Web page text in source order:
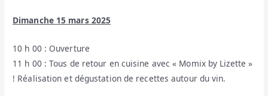
Dimanche 15 mars 2025
10 h 00 : Ouverture
11 h 00 : Tous de retour en cuisine avec « Momix by Lizette »
! Réalisation et dégustation de recettes autour du vin.